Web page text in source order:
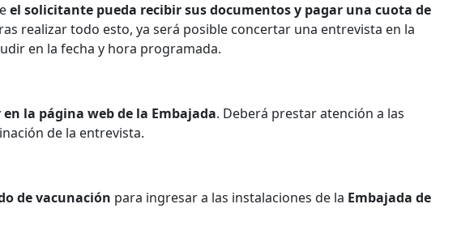
el solicitante pueda recibir sus documentos y pagar una cuota de
realizar todo esto, ya será posible concertar una entrevista en la
en la fecha y hora programada.
la página web de la Embajada. Deberá prestar atención a las
de la entrevista.
de vacunación para ingresar a las instalaciones de la Embajada de